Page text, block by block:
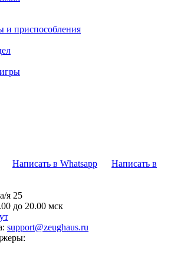
и приспособления
Написать в Whatsapp
Написать в
я 25
до 20.00 мск
support@zeughaus.ru